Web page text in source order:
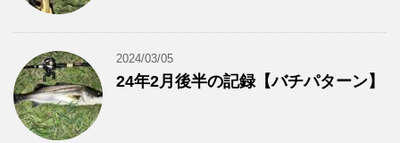
2024/03/05
24年2月後半の記録【バチパターン】